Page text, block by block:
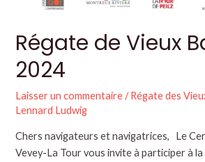
Régate de Vieux
2024
Laisser un commentaire /Régate des
Lennard Ludwig
Chers navigateurs et navigatrices, Le
Vevey-La Tour vous invite à participer à